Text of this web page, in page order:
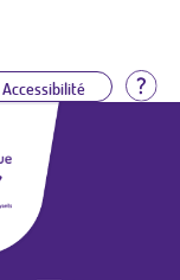
Accessibilité